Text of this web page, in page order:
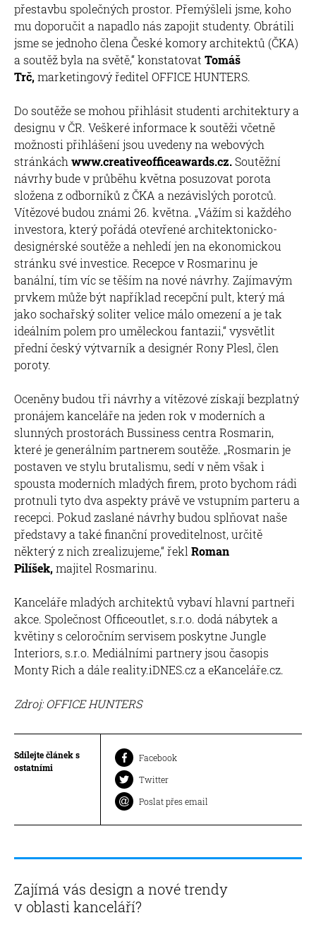
přestavbu společných prostor. Přemýšleli jsme, koho
mu doporučit a napadlo nás zapojit studenty. Obrátili
jsme se jednoho člena České komory architektů (ČKA)
a soutěž byla na světě,“ konstatovat Tomáš
Trč,marketingový ředitel OFFICE HUNTERS.
Do soutěže se mohou přihlásit studenti architektury a
designu v ČR. Veškeré informace k soutěži včetně
možnosti přihlášení jsou uvedeny na webových
stránkách www.creativeofficeawards.cz.Soutěžní
návrhy bude v průběhu května posuzovat porota
složena z odborníků z ČKA a nezávislých porotců.
Vítězové budou známi 26. května. „Vážím si každého
investora, který pořádá otevřené architektonicko-
designérské soutěže a nehledí jen na ekonomickou
stránku své investice. Recepce v Rosmarinu je
banální, tím víc se těším na nové návrhy. Zajímavým
prvkem může být například recepční pult, který má
jako sochařský soliter velice málo omezení a je tak
ideálním polem pro uměleckou fantazii,“ vysvětlit
přední český výtvarník a designér Rony Plesl, člen
poroty.
Oceněny budou tři návrhy a vítězové získají bezplatný
pronájem kanceláře na jeden rok v moderních a
slunných prostorách Bussiness centra Rosmarin,
které je generálním partnerem soutěže. „Rosmarin je
postaven ve stylu brutalismu, sedí v něm však i
spousta moderních mladých firem, proto bychom rádi
protnuli tyto dva aspekty právě ve vstupním parteru a
recepci. Pokud zaslané návrhy budou splňovat naše
představy a také finanční proveditelnost, určitě
některý z nich zrealizujeme,“ řekl Roman
Pilíšek,majitel Rosmarinu.
Kanceláře mladých architektů vybaví hlavní partneři
akce. Společnost Officeoutlet, s.r.o. dodá nábytek a
květiny s celoročním servisem poskytne Jungle
Interiors, s.r.o. Mediálními partnery jsou časopis
Monty Rich a dále reality.iDNES.cz a eKanceláře.cz.
Zdroj: OFFICE HUNTERS
Sdílejte článek s
ostatními
Facebook
Twitter
Poslat přes email
Zajímá vás design a nové trendy
v oblasti kanceláří?